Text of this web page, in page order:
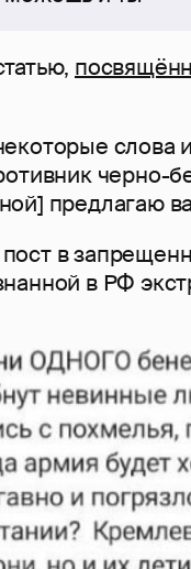
слова
черно-
предлагаю
в
в РФ